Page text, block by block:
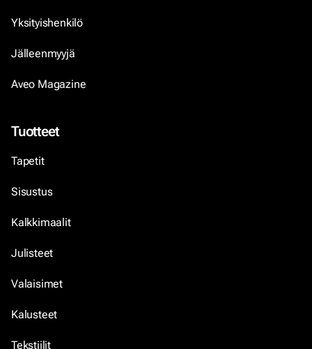
Yksityishenkilö
Jälleenmyyjä
Aveo Magazine
Tuotteet
Tapetit
Sisustus
Kalkkimaalit
Julisteet
Valaisimet
Kalusteet
Tekstiilit